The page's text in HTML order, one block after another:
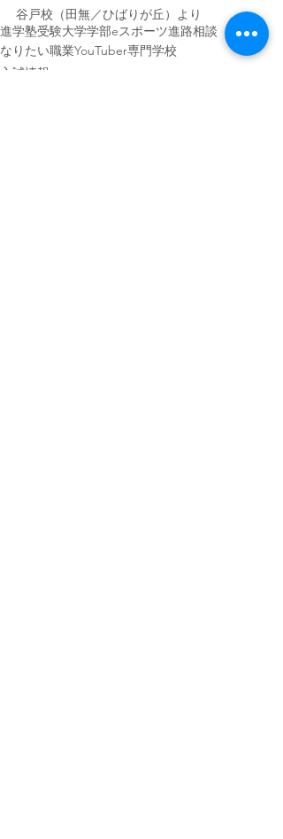
谷戸校（田無／ひばりが丘）より
進学塾受験大学学部eスポーツ進路相談
なりたい職業YouTuber専門学校
入試情報